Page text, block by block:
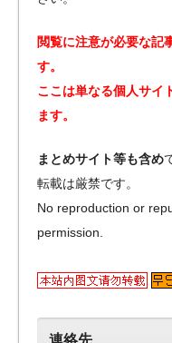
閲覧に注意が必要な記
す。
ここは単なる個人サイ
ます。
まとめサイト等も含め
転載は厳禁です。
No reproduction or
permission.
連絡先